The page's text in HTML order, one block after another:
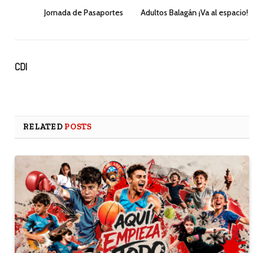
Jornada de Pasaportes Adultos Balagán ¡Va al espacio!
CDI
RELATED POSTS